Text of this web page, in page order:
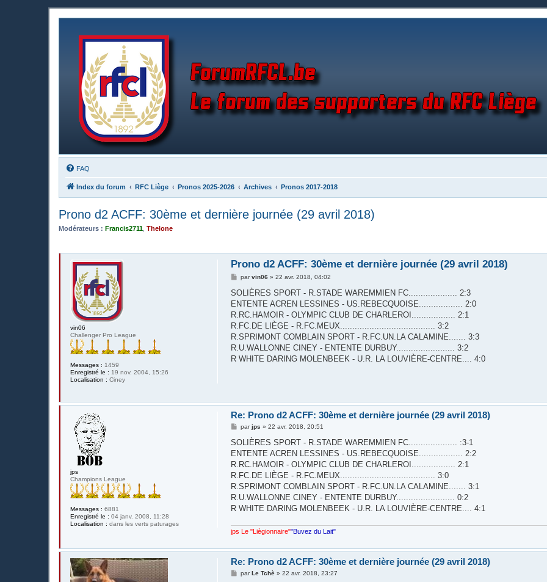
FAQ
Index du forum RFC Liège Pronos 2025-2026 Archives Pronos 2017-2018
Prono d2 ACFF: 30ème et dernière journée (29 avril 2018)
Modérateurs : Francis2711 Thelone
vin06
Challenger Pro League
Messages : 1459
Enregistré le : 19 nov. 2004, 15:26
Localisation : Ciney
Prono d2 ACFF: 30ème et dernière journée (29 avril 2018)
M
s
a
g
parvin06 »22 avr. 2018, 04:02
SOLIÈRES SPORT - R.STADE WAREMMIEN FC.................... 2:3
ENTENTE ACREN LESSINES - US.REBECQUOISE.................. 2:0
R.RC.HAMOIR - OLYMPIC CLUB DE CHARLEROI.................. 2:1
R.FC.DE LIÈGE - R.FC.MEUX....................................... 3:2
R.SPRIMONT COMBLAIN SPORT - R.FC.UN.LA CALAMINE....... 3:3
R.U.WALLONNE CINEY - ENTENTE DURBUY........................ 3:2
R WHITE DARING MOLENBEEK - U.R. LA LOUVIÈRE-CENTRE.... 4:0
jps
Champions League
Messages : 6881
Enregistré le : 04 janv. 2008, 11:28
Localisation : dans les verts paturages
Re: Prono d2 ACFF: 30ème et dernière journée (29 avril 2018)
M
s
a
g
parjps »22 avr. 2018, 20:51
SOLIÈRES SPORT - R.STADE WAREMMIEN FC.................... :3-1
ENTENTE ACREN LESSINES - US.REBECQUOISE.................. 2:2
R.RC.HAMOIR - OLYMPIC CLUB DE CHARLEROI.................. 2:1
R.FC.DE LIÈGE - R.FC.MEUX....................................... 3:0
R.SPRIMONT COMBLAIN SPORT - R.FC.UN.LA CALAMINE....... 3:1
R.U.WALLONNE CINEY - ENTENTE DURBUY........................ 0:2
R WHITE DARING MOLENBEEK - U.R. LA LOUVIÈRE-CENTRE.... 4:1
jps Le "Liègionnaire""Buvez du Lait"
Re: Prono d2 ACFF: 30ème et dernière journée (29 avril 2018)
MparLe Tchè »22 avr. 2018, 23:27